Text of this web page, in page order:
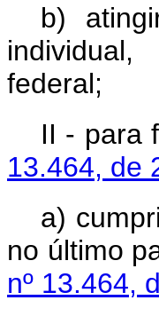
b)
II -
13.464, de
a)
no
nº 13.464,